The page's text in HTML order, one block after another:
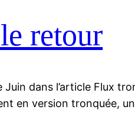
retour
Juin dans l’article Flux
en version tronquée,